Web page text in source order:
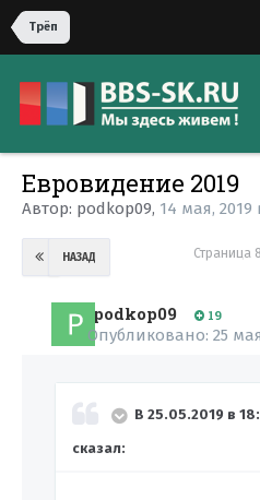
Трёп
Евровидение 2019
Автор: podkop09, 14 мая, 2019
НАЗАД Страница
podkop09 19
Опубликовано: 25
В 25.05.2019 в
сказал: